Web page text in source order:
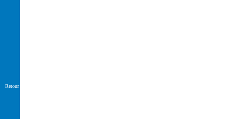
Retour